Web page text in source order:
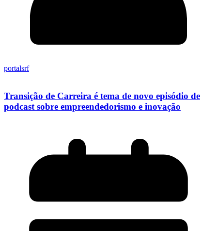
portalsrf
Transição de Carreira é tema de novo episódio de
podcast sobre empreendedorismo e inovação